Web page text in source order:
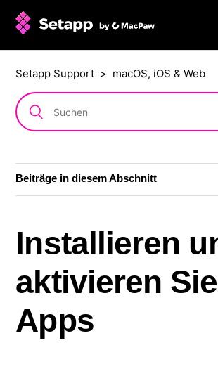
Setapp Support macOS, iOS & Web
Beiträge in diesem Abschnitt
Programme deinstallieren
Web-App aktivieren
Bevor Sie beginnen, iOS-Apps zu
Installieren
aktivieren
Apps